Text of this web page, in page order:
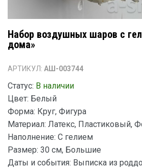
Набор воздушных шаров с
дома»
АРТИКУЛ: АШ-003744
Статус: В наличии
Цвет: Белый
Форма: Круг, Фигура
Материал: Латекс, Пластиковый,
Наполнение: С гелием
Размер: 30 см, Большие
Даты и события: Выписка из